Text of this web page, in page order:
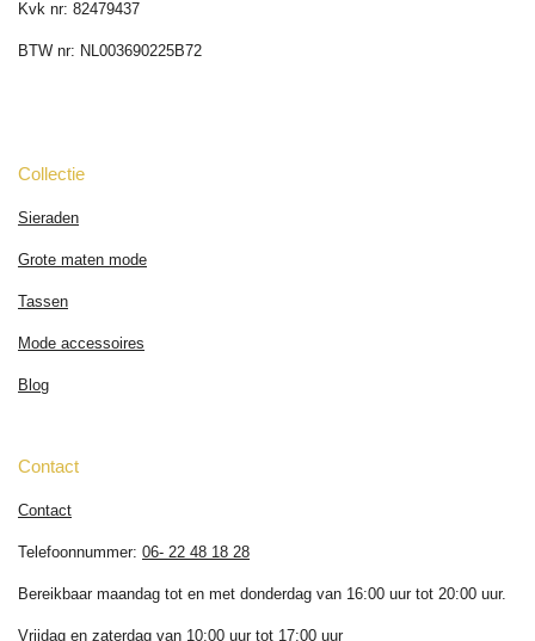
Kvk nr: 82479437
BTW nr: NL003690225B72
Collectie
Sieraden
Grote maten mode
Tassen
Mode accessoires
Blog
Contact
Contact
Telefoonnummer: 06- 22 48 18 28
Bereikbaar maandag tot en met donderdag van 16:00 uur tot 20:00 uur.
Vrijdag en zaterdag van 10:00 uur tot 17:00 uur